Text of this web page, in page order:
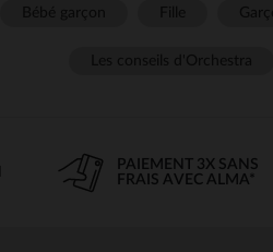
PAIEMENT 3X SANS
FRAIS AVEC ALMA*